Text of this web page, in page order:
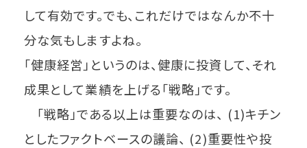
して有効です。でも、これだけではなんか不十
分な気もしますよね。
「健康経営」というのは、健康に投資して、それ
成果として業績を上げる「戦略」です。
「戦略」である以上は重要なのは、 (1)キチン
としたファクトベースの議論、 (2)重要性や投